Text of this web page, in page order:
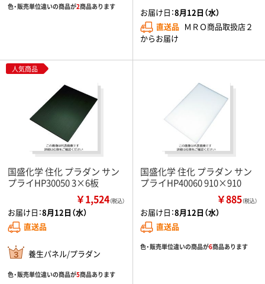
色・販売単位違いの商品が2商品あります
お届け日：8月12日（水）
直送品 ＭＲＯ商品取扱店２
からお届け
人気商品
国盛化学 住化 プラダン サン
プライHP30050 3×6板
￥1,524（税込）
お届け日：8月12日（水）
直送品
養生パネル/プラダン
色・販売単位違いの商品が5商品あります
国盛化学 住化 プラダン サン
プライHP40060 910×910
￥885（税込）
お届け日：8月12日（水）
直送品
色・販売単位違いの商品が6商品あります